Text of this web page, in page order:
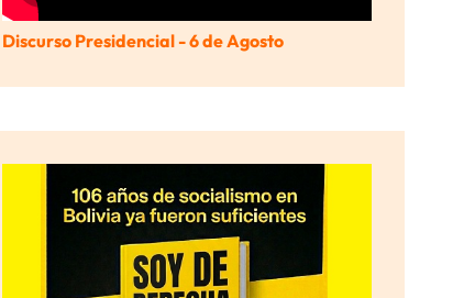
Discurso Presidencial - 6 de Agosto